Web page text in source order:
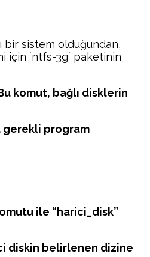
bir sistem olduğundan,
için `ntfs-3g` paketinin
komut, bağlı disklerin
gerekli program
ile “harici_disk”
diskin belirlenen dizine